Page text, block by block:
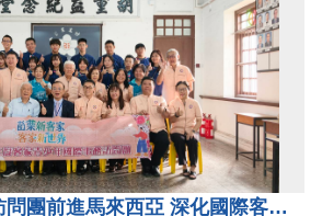
苗栗客家青少年訪問團前進馬來西亞 深化國際客家文化交流